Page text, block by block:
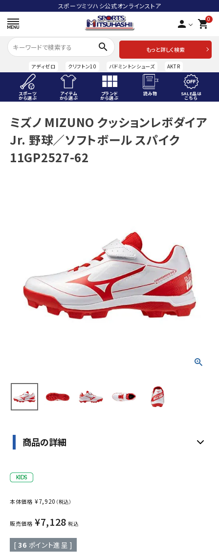
スポーツミツハシ公式オンラインストア
person 0
shopping_cart
search
もっと詳しく検索
アディゼロ クリフトン10 バドミントンシューズ AKTR
スポーツ
から選ぶ
アイテム
から選ぶ
ブランド
から選ぶ
読み物 SALE品は
こちら
ACCOUNT MENU
ようこそ ゲスト 様
meeting_room ログイン person
INFORMATIOM
ご利用ガイド
ミズノ MIZUNO クッションレボダイア
Jr. 野球／ソフトボール スパイク
11GP2527-62
商品の詳細
本体価格 ¥7,920 （税込）
販売価格 ¥7,128 税込
[ 36 ポイント進呈 ]